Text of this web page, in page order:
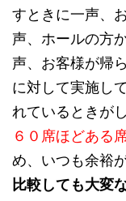
すときに一声、
声、ホールの方
声、お客様が帰
に対して実施し
れているときが
６０席ほどある
め、いつも余裕
比較しても大変